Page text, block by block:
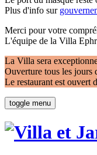
Plus d'info sur
Merci pour votre
L'équipe de la Villa
La Villa sera
Ouverture tous les jours
Le restaurant est ouvert
toggle menu